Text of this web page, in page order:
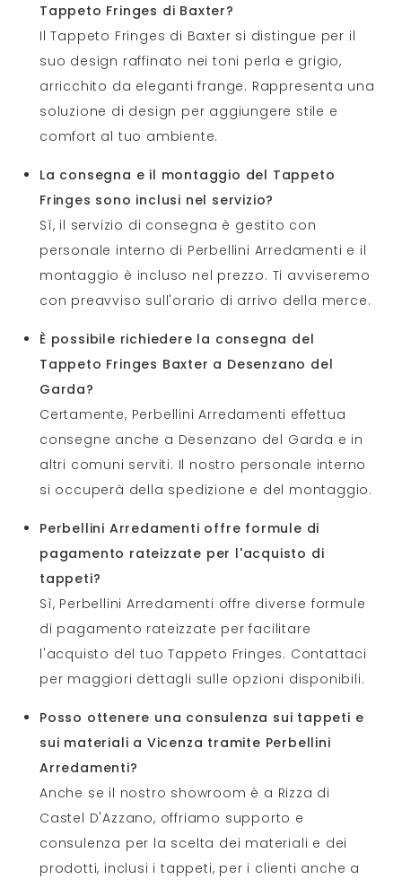
Tappeto Fringes di Baxter?
Il Tappeto Fringes di Baxter si distingue per il
suo design raffinato nei toni perla e grigio,
arricchito da eleganti frange. Rappresenta una
soluzione di design per aggiungere stile e
comfort al tuo ambiente.
La consegna e il montaggio del Tappeto
Fringes sono inclusi nel servizio?
Sì, il servizio di consegna è gestito con
personale interno di Perbellini Arredamenti e il
montaggio è incluso nel prezzo. Ti avviseremo
con preavviso sull'orario di arrivo della merce.
È possibile richiedere la consegna del
Tappeto Fringes Baxter a Desenzano del
Garda?
Certamente, Perbellini Arredamenti effettua
consegne anche a Desenzano del Garda e in
altri comuni serviti. Il nostro personale interno
si occuperà della spedizione e del montaggio.
Perbellini Arredamenti offre formule di
pagamento rateizzate per l'acquisto di
tappeti?
Sì, Perbellini Arredamenti offre diverse formule
di pagamento rateizzate per facilitare
l'acquisto del tuo Tappeto Fringes. Contattaci
per maggiori dettagli sulle opzioni disponibili.
Posso ottenere una consulenza sui tappeti e
sui materiali a Vicenza tramite Perbellini
Arredamenti?
Anche se il nostro showroom è a Rizza di
Castel D'Azzano, offriamo supporto e
consulenza per la scelta dei materiali e dei
prodotti, inclusi i tappeti, per i clienti anche a